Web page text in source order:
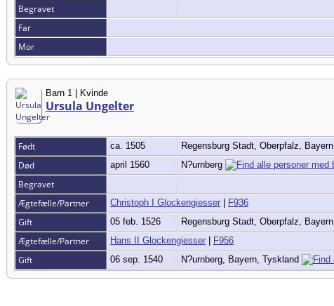
Begravet
Far
Mor
Barn 1 | Kvinde
Ursula Ungelter
Født ca. 1505 Regensburg Stadt, Oberpfalz, Bayern
Død april 1560 N?urnberg
Begravet
Ægtefælle/Partner
Christoph I Glockengiesser F936
Gift 05 feb. 1526 Regensburg Stadt, Oberpfalz, Bayern
Ægtefælle/Partner Hans II Glockengiesser F956
Gift 06 sep. 1540 N?urnberg, Bayern, Tyskland